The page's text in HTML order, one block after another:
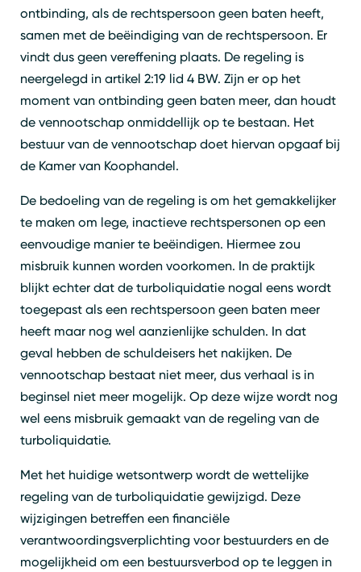
ontbinding, als de rechtspersoon geen baten heeft,
samen met de beëindiging van de rechtspersoon. Er
vindt dus geen vereffening plaats. De regeling is
neergelegd in artikel 2:19 lid 4 BW. Zijn er op het
moment van ontbinding geen baten meer, dan houdt
de vennootschap onmiddellijk op te bestaan. Het
bestuur van de vennootschap doet hiervan opgaaf bij
de Kamer van Koophandel.
De bedoeling van de regeling is om het gemakkelijker
te maken om lege, inactieve rechtspersonen op een
eenvoudige manier te beëindigen. Hiermee zou
misbruik kunnen worden voorkomen. In de praktijk
blijkt echter dat de turboliquidatie nogal eens wordt
toegepast als een rechtspersoon geen baten meer
heeft maar nog wel aanzienlijke schulden. In dat
geval hebben de schuldeisers het nakijken. De
vennootschap bestaat niet meer, dus verhaal is in
beginsel niet meer mogelijk. Op deze wijze wordt nog
wel eens misbruik gemaakt van de regeling van de
turboliquidatie.
Met het huidige wetsontwerp wordt de wettelijke
regeling van de turboliquidatie gewijzigd. Deze
wijzigingen betreffen een financiële
verantwoordingsverplichting voor bestuurders en de
mogelijkheid om een bestuursverbod op te leggen in